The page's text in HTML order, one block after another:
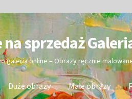
sprzedaż
galeria online – Obrazy ręcznie
Duże obrazy Małe obrazy